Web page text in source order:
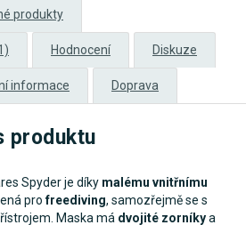
produkty
Hodnocení Diskuze
informace Doprava
produktu
Spyder je díky malému vnitřnímu
profreediving, samozřejmě se s
Maska má dvojité zorníkya